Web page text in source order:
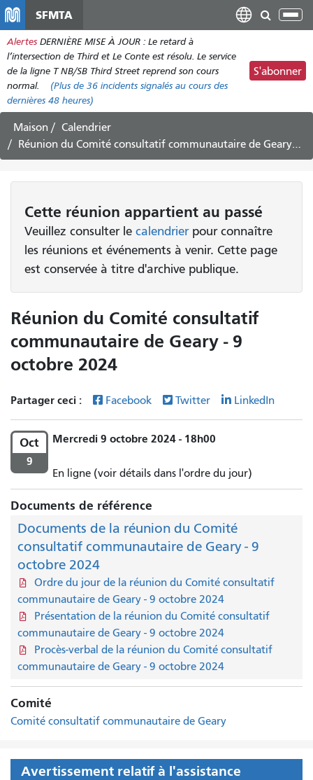
contenu
principal
SFMTA
Alertes DERNIÈRE MISE À JOUR : Le retard à
l’intersection de Third et Le Conte est résolu. Le service
de la ligne T NB/SB Third Street reprend son cours
normal.
(Plus de 36 incidents signalés au cours des
dernières 48 heures)
S'abonner
Maison
Calendrier
Réunion du Comité consultatif communautaire de Geary - 9 octobre 2024
Cette réunion appartient au passé
Veuillez consulter le calendrierpour connaître
les réunions et événements à venir. Cette page
est conservée à titre d'archive publique.
Réunion du Comité consultatif
communautaire de Geary - 9
octobre 2024
Partager ceci : Facebook Twitter LinkedIn
Oct
9
Mercredi 9 octobre 2024 - 18h00
En ligne (voir détails dans l'ordre du jour)
Documents de référence
Documents de la réunion du Comité
consultatif communautaire de Geary - 9
octobre 2024
Ordre du jour de la réunion du Comité consultatif
communautaire de Geary - 9 octobre 2024
Présentation de la réunion du Comité consultatif
communautaire de Geary - 9 octobre 2024
Procès-verbal de la réunion du Comité consultatif
communautaire de Geary - 9 octobre 2024
Comité
Comité consultatif communautaire de Geary
Avertissement relatif à l'assistance